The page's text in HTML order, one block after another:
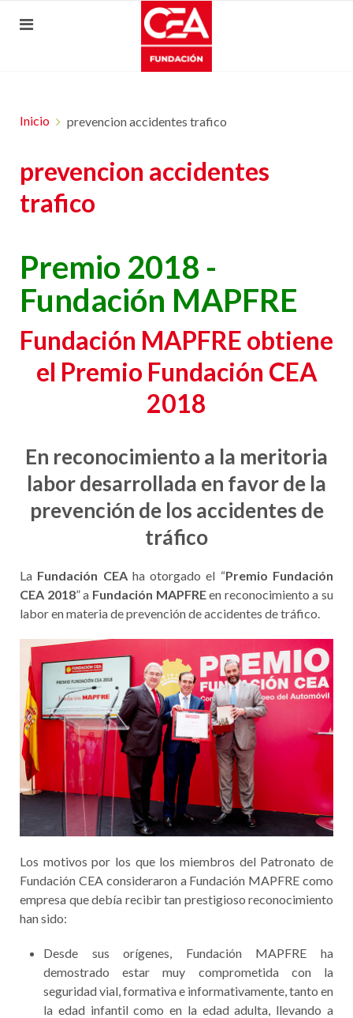
Inicio prevencion accidentes trafico
prevencion accidentes
trafico
Premio 2018 -
Fundación MAPFRE
Fundación MAPFRE obtiene
el Premio Fundación CEA
2018
En reconocimiento a la meritoria
labor desarrollada en favor de la
prevención de los accidentes de
tráfico
La Fundación CEAha otorgado el “Premio Fundación
CEA 2018” a Fundación MAPFREen reconocimiento a su
labor en materia de prevención de accidentes de tráfico.
Los motivos por los que los miembros del Patronato de
Fundación CEA consideraron a Fundación MAPFRE como
empresa que debía recibir tan prestigioso reconocimiento
han sido:
Desde sus orígenes, Fundación MAPFRE ha
demostrado estar muy comprometida con la
seguridad vial, formativa e informativamente, tanto en
la edad infantil como en la edad adulta, llevando a